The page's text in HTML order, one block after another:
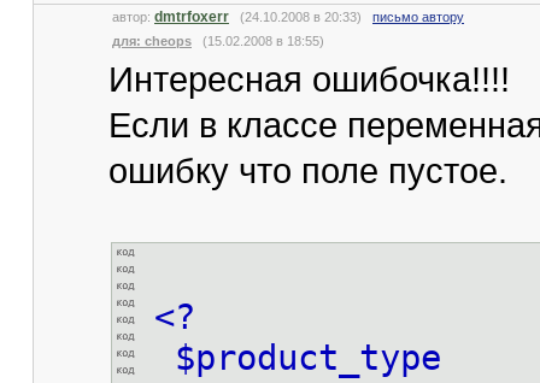
автор: dmtrfoxerr (24.10.2008 в 20:33) письмо автору
для: cheops (15.02.2008 в 18:55)
Интересная ошибочка!!!!
Если в классе
ошибку что поле пустое.
<?